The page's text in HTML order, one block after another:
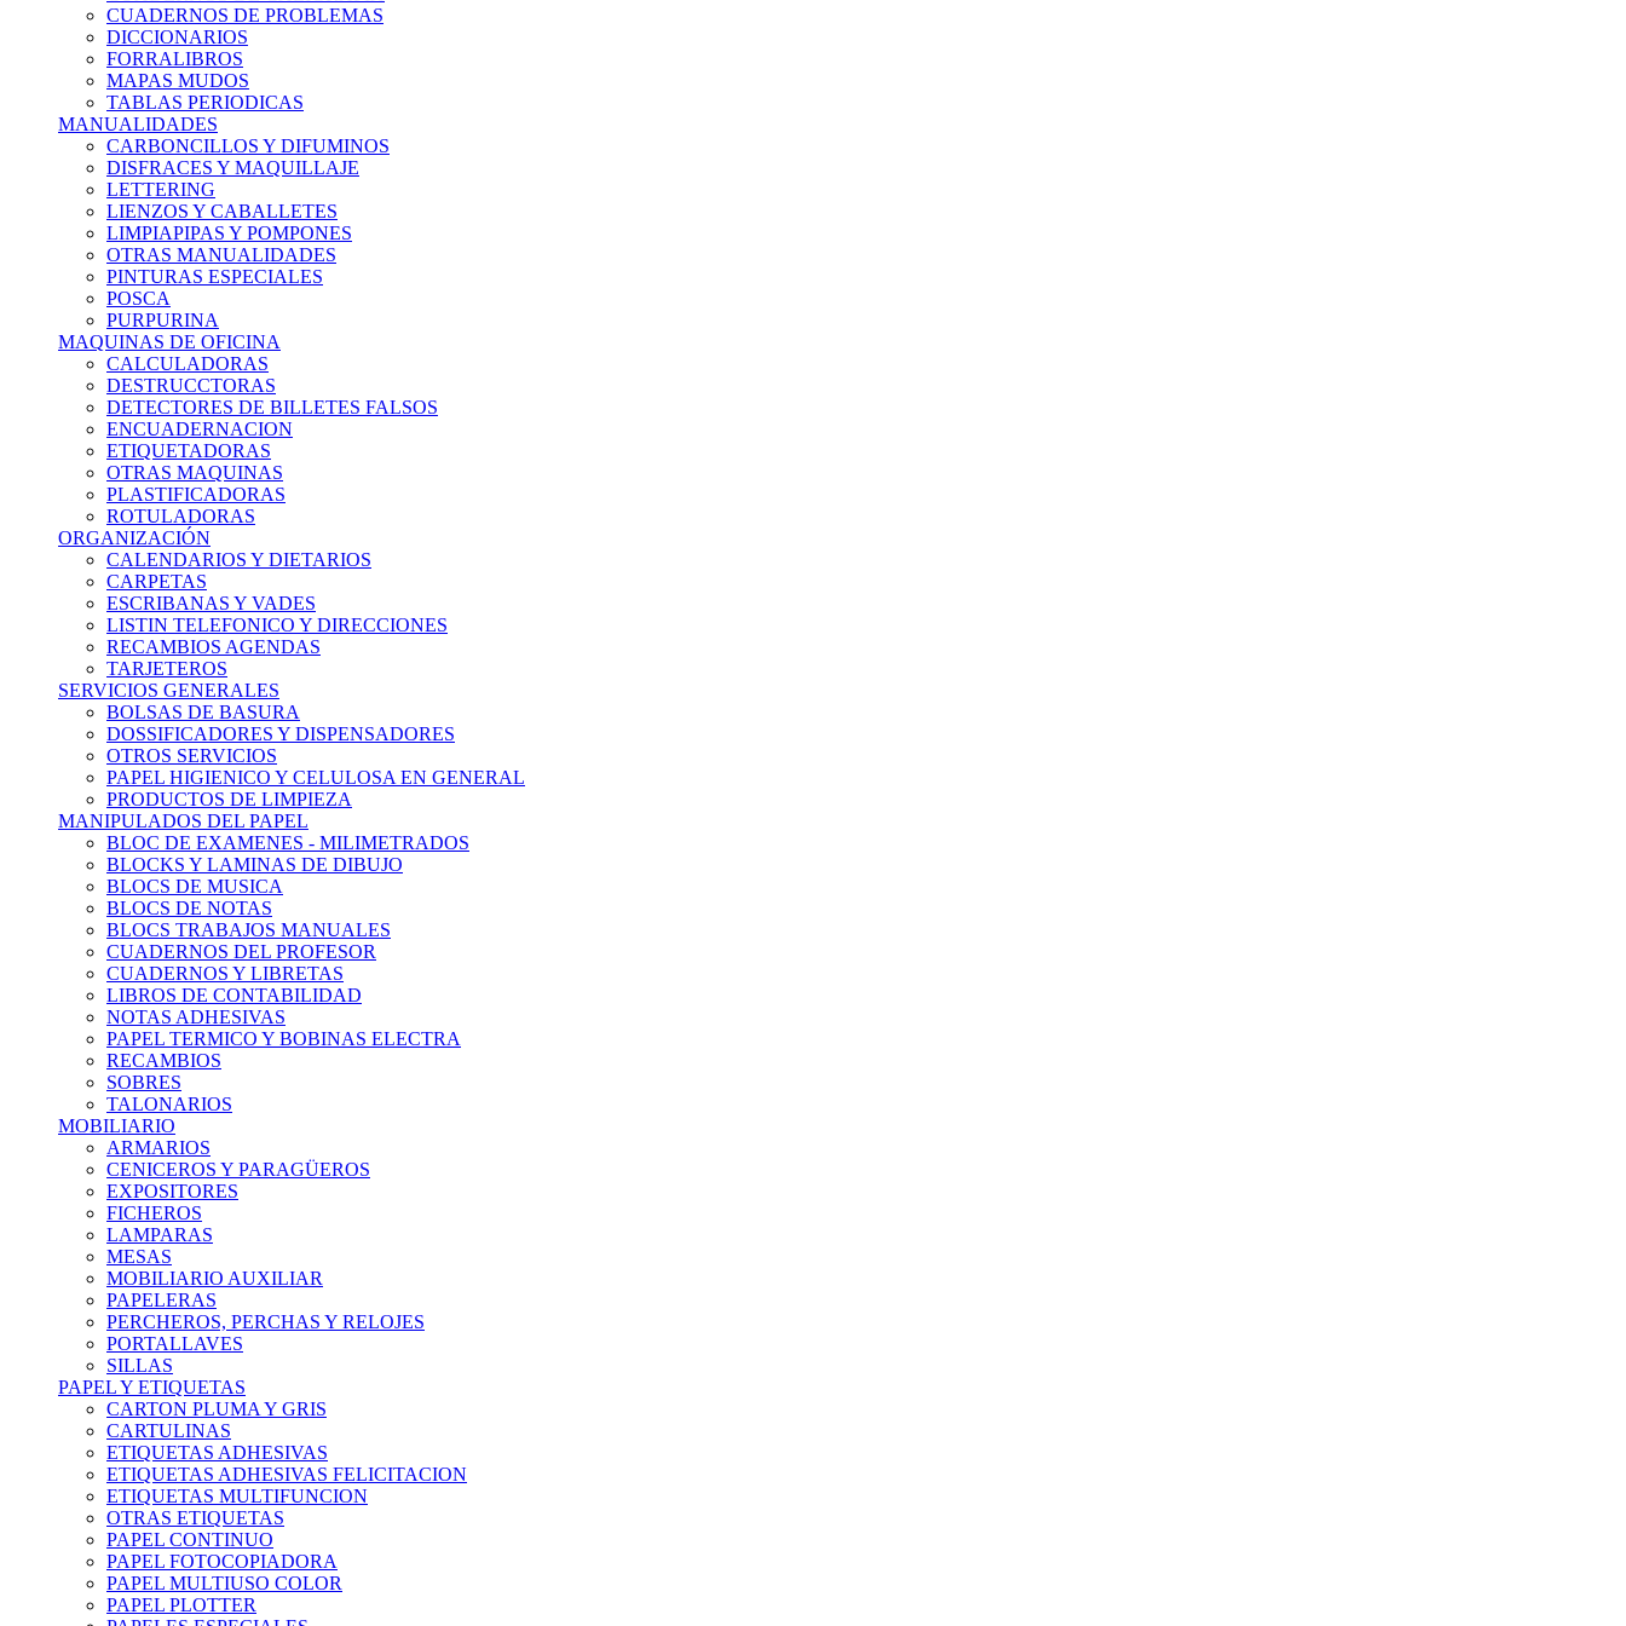
CUADERNOS DE PROBLEMAS
DICCIONARIOS
FORRALIBROS
MAPAS MUDOS
TABLAS PERIODICAS
MANUALIDADES
CARBONCILLOS Y DIFUMINOS
DISFRACES Y MAQUILLAJE
LETTERING
LIENZOS Y CABALLETES
LIMPIAPIPAS Y POMPONES
OTRAS MANUALIDADES
PINTURAS ESPECIALES
POSCA
PURPURINA
MAQUINAS DE OFICINA
CALCULADORAS
DESTRUCCTORAS
DETECTORES DE BILLETES FALSOS
ENCUADERNACION
ETIQUETADORAS
OTRAS MAQUINAS
PLASTIFICADORAS
ROTULADORAS
ORGANIZACIÓN
CALENDARIOS Y DIETARIOS
CARPETAS
ESCRIBANAS Y VADES
LISTIN TELEFONICO Y DIRECCIONES
RECAMBIOS AGENDAS
TARJETEROS
SERVICIOS GENERALES
BOLSAS DE BASURA
DOSSIFICADORES Y DISPENSADORES
OTROS SERVICIOS
PAPEL HIGIENICO Y CELULOSA EN GENERAL
PRODUCTOS DE LIMPIEZA
MANIPULADOS DEL PAPEL
BLOC DE EXAMENES - MILIMETRADOS
BLOCKS Y LAMINAS DE DIBUJO
BLOCS DE MUSICA
BLOCS DE NOTAS
BLOCS TRABAJOS MANUALES
CUADERNOS DEL PROFESOR
CUADERNOS Y LIBRETAS
LIBROS DE CONTABILIDAD
NOTAS ADHESIVAS
PAPEL TERMICO Y BOBINAS ELECTRA
RECAMBIOS
SOBRES
TALONARIOS
MOBILIARIO
ARMARIOS
CENICEROS Y PARAGÜEROS
EXPOSITORES
FICHEROS
LAMPARAS
MESAS
MOBILIARIO AUXILIAR
PAPELERAS
PERCHEROS, PERCHAS Y RELOJES
PORTALLAVES
SILLAS
PAPEL Y ETIQUETAS
CARTON PLUMA Y GRIS
CARTULINAS
ETIQUETAS ADHESIVAS
ETIQUETAS ADHESIVAS FELICITACION
ETIQUETAS MULTIFUNCION
OTRAS ETIQUETAS
PAPEL CONTINUO
PAPEL FOTOCOPIADORA
PAPEL MULTIUSO COLOR
PAPEL PLOTTER